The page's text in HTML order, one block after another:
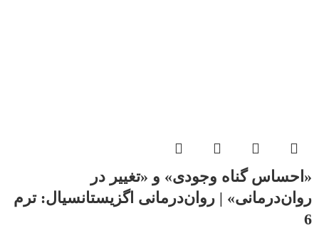
«احساس گناه وجودی» و «تغییر در
روان‌درمانی» | روان‌درمانی اگزیستانسیال: ترم
6